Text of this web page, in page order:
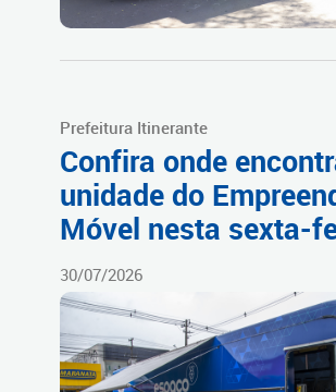
Prefeitura Itinerante
Confira onde
unidade do
Móvel nesta sexta-
30/07/2026